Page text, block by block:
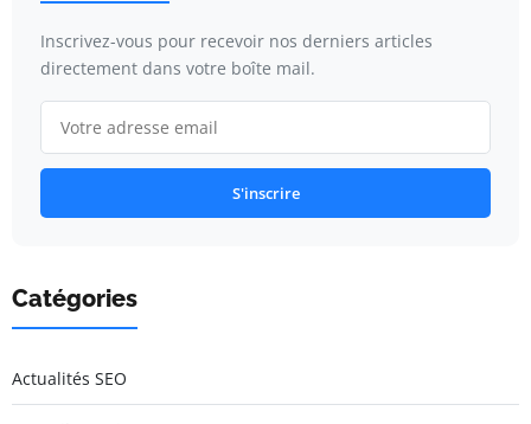
Inscrivez-vous pour recevoir nos derniers articles
directement dans votre boîte mail.
S'inscrire
Catégories
Actualités SEO